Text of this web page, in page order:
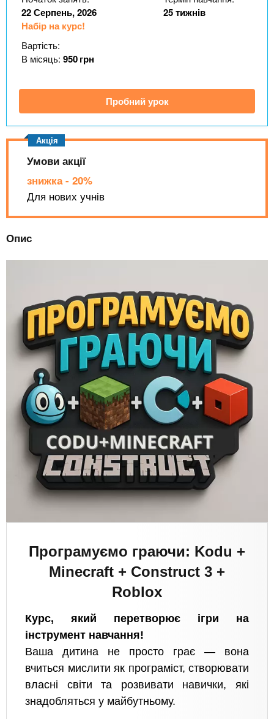
n
s
.
i
n
f
o
д
22 Серпень, 2026
Набір на курс!
25 тижнів
Вартість:
В місяць: 950грн
Пробний урок
Умови акції
знижка - 20%
Для нових учнів
Опис
Програмуємо граючи: Kodu +
Minecraft + Construct 3 +
Roblox
Курс, який перетворює ігри на
інструмент навчання!
Ваша дитина не просто грає — вона
вчиться мислити як програміст, створювати
власні світи та розвивати навички, які
знадобляться у майбутньому.